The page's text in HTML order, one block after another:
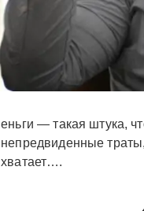
еньги — такая штука,
непредвиденные
хватает….